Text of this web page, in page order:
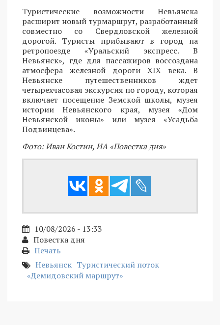
Туристические возможности Невьянска
расширит новый турмаршрут, разработанный
совместно со Свердловской железной
дорогой. Туристы прибывают в город на
ретропоезде «Уральский экспресс. В
Невьянск», где для пассажиров воссоздана
атмосфера железной дороги XIX века. В
Невьянске путешественников ждет
четырехчасовая экскурсия по городу, которая
включает посещение Земской школы, музея
истории Невьянского края, музея «Дом
Невьянской иконы» или музея «Усадьба
Подвинцева».
Фото: Иван Костин, ИА «Повестка дня»
10/08/2026 - 13:33
Повестка дня
Печать
Невьянск Туристический поток
«Демидовский маршрут»